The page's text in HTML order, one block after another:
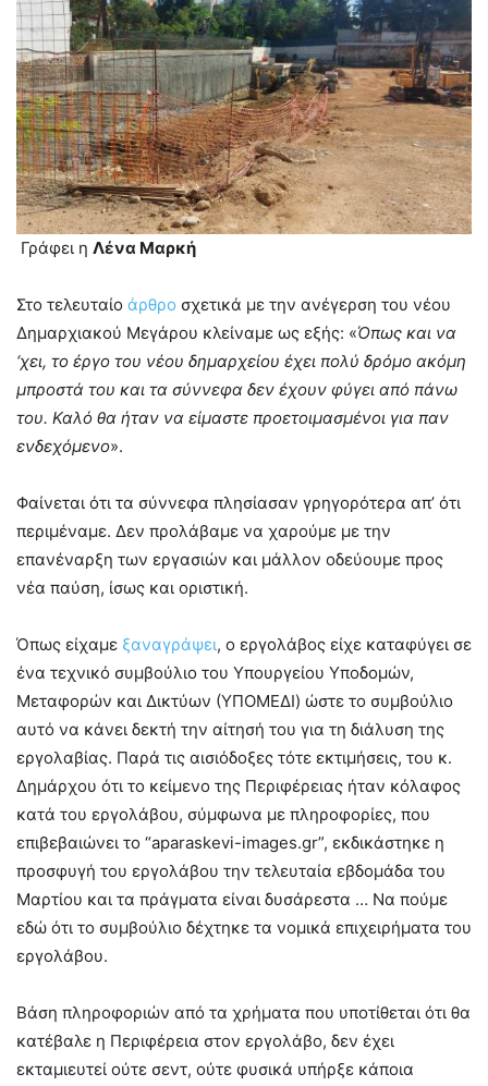
Γράφει η Λένα Μαρκή
Στο τελευταίο άρθρο σχετικά με την ανέγερση του νέου
Δημαρχιακού Μεγάρου κλείναμε ως εξής: «Όπως και να
‘χει, το έργο του νέου δημαρχείου έχει πολύ δρόμο ακόμη
μπροστά του και τα σύννεφα δεν έχουν φύγει από πάνω
του. Καλό θα ήταν να είμαστε προετοιμασμένοι για παν
ενδεχόμενο».
Φαίνεται ότι τα σύννεφα πλησίασαν γρηγορότερα απ’ ότι
περιμέναμε. Δεν προλάβαμε να χαρούμε με την
επανέναρξη των εργασιών και μάλλον οδεύουμε προς
νέα παύση, ίσως και οριστική.
Όπως είχαμε ξαναγράψει, ο εργολάβος είχε καταφύγει σε
ένα τεχνικό συμβούλιο του Υπουργείου Υποδομών,
Μεταφορών και Δικτύων (ΥΠΟΜΕΔΙ) ώστε το συμβούλιο
αυτό να κάνει δεκτή την αίτησή του για τη διάλυση της
εργολαβίας. Παρά τις αισιόδοξες τότε εκτιμήσεις, του κ.
Δημάρχου ότι το κείμενο της Περιφέρειας ήταν κόλαφος
κατά του εργολάβου, σύμφωνα με πληροφορίες, που
επιβεβαιώνει το “aparaskevi-images.gr”, εκδικάστηκε η
προσφυγή του εργολάβου την τελευταία εβδομάδα του
Μαρτίου και τα πράγματα είναι δυσάρεστα … Να πούμε
εδώ ότι το συμβούλιο δέχτηκε τα νομικά επιχειρήματα του
εργολάβου.
Βάση πληροφοριών από τα χρήματα που υποτίθεται ότι θα
κατέβαλε η Περιφέρεια στον εργολάβο, δεν έχει
εκταμιευτεί ούτε σεντ, ούτε φυσικά υπήρξε κάποια